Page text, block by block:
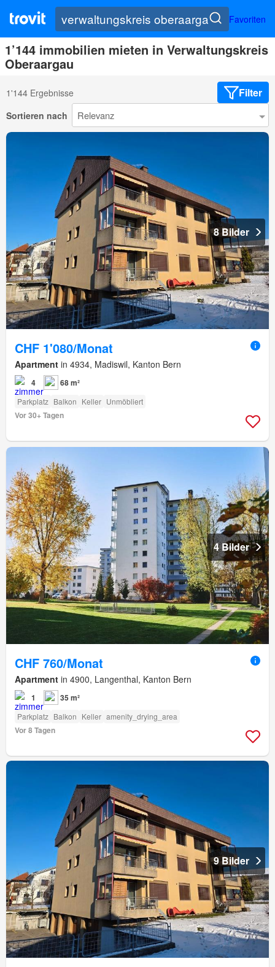
Favoriten
1’144 immobilien mieten in Verwaltungskreis
Oberaargau
1'144 Ergebnisse Filter
Sortieren nach
8 Bilder
CHF 1'080/Monat
Apartment in 4934, Madiswil, Kanton Bern
4 68 m²
Parkplatz Balkon Keller Unmöbliert
Vor 30+ Tagen
4 Bilder
CHF 760/Monat
Apartment in 4900, Langenthal, Kanton Bern
1 35 m²
Parkplatz Balkon Keller amenity_drying_area
Vor 8 Tagen
9 Bilder